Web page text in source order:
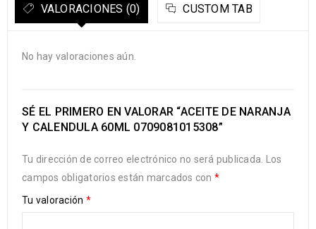
VALORACIONES (0) CUSTOM TAB
No hay valoraciones aún.
SÉ EL PRIMERO EN VALORAR “ACEITE DE NARANJA
Y CALENDULA 60ML 0709081015308”
Tu dirección de correo electrónico no será publicada.
Los
campos obligatorios están marcados con *
Tu valoración *